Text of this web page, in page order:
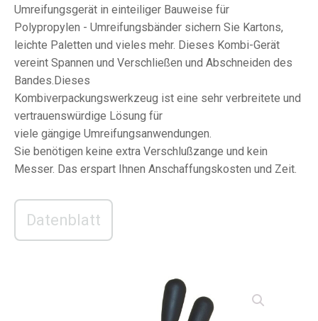
Umreifungsgerät in einteiliger Bauweise für
Polypropylen - Umreifungsbänder sichern Sie Kartons,
leichte Paletten und vieles mehr. Dieses Kombi-Gerät
vereint Spannen und Verschließen und Abschneiden des
Bandes.Dieses
Kombiverpackungswerkzeug ist eine sehr verbreitete und
vertrauenswürdige Lösung für
viele gängige Umreifungsanwendungen.
Sie benötigen keine extra Verschlußzange und kein
Messer. Das erspart Ihnen Anschaffungskosten und Zeit.
Datenblatt